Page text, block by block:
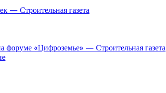
— Строительная газета
форуме «Цифроземье» — Строительная газета